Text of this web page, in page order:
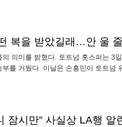
의미를 밝혔다. 토트넘 홋스퍼는 3
를 거뒀다. 이날은 손흥민이 토트넘
잠시만” 사실상 LA행 알